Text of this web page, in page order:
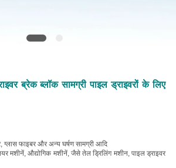
ब्रेक ब्लॉक सामग्री पाइल ड्राइवरों के लिए
ग्लास फाइबर और अन्य घर्षण सामग्री आदि
मशीनें, औद्योगिक मशीनें, जैसे तेल ड्रिलिंग मशीन, पाइल ड्राइवर